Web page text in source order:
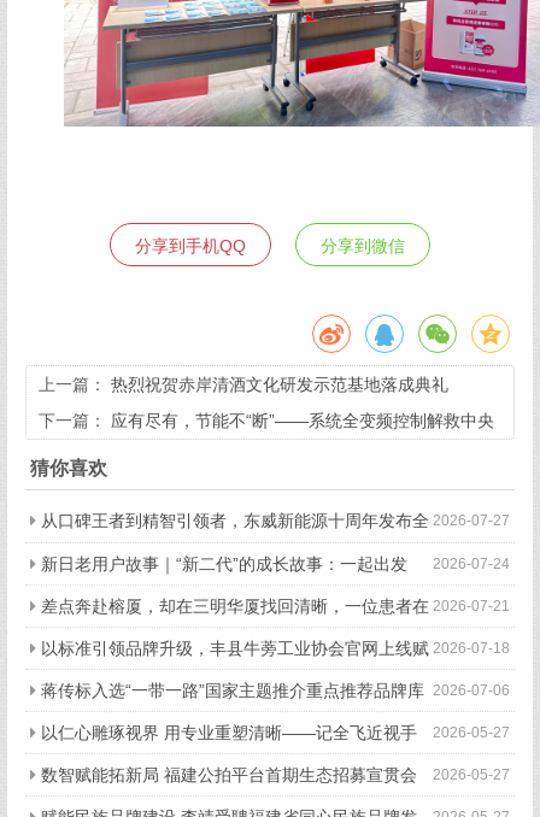
分享到手机QQ 分享到微信
上一篇： 热烈祝贺赤岸清酒文化研发示范基地落成典礼
下一篇： 应有尽有，节能不“断”——系统全变频控制解救中央
空调能耗大户
猜你喜欢
2026-07-27
从口碑王者到精智引领者，东威新能源十周年发布全
新品牌战略 2026-07-24
新日老用户故事｜“新二代”的成长故事：一起出发
的“移动伙伴” 2026-07-21
差点奔赴榕厦，却在三明华厦找回清晰，一位患者在
三明华厦的真实就诊手记 2026-07-18
以标准引领品牌升级，丰县牛蒡工业协会官网上线赋
能产业全链条高质量发展 2026-07-06
蒋传标入选“一带一路”国家主题推介重点推荐品牌库
2026-05-27
以仁心雕琢视界 用专业重塑清晰——记全飞近视手
术首席带教专家赵军 2026-05-27
数智赋能拓新局 福建公拍平台首期生态招募宣贯会